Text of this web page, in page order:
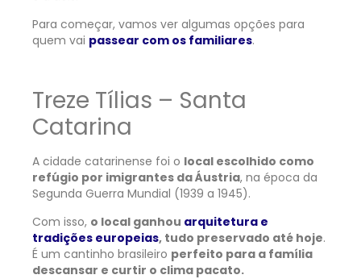
Para começar, vamos ver algumas opções para
quem vai passear com os familiares.
Treze Tílias – Santa
Catarina
A cidade catarinense foi o local escolhido como
refúgio por imigrantes da Áustria, na época da
Segunda Guerra Mundial (1939 a 1945).
Com isso, o local ganhou arquitetura e
tradições europeias, tudo preservado até hoje.
É um cantinho brasileiro perfeito para a família
descansar e curtir o clima pacato.